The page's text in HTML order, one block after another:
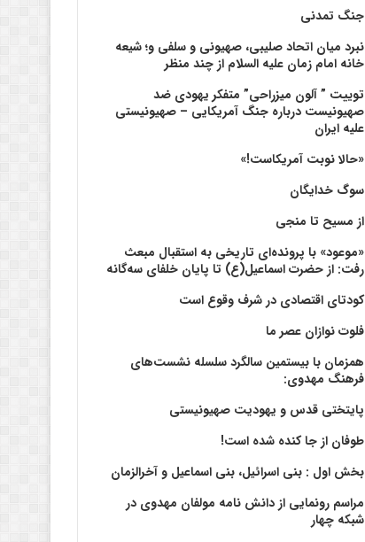
جنگ تمدنی
نبرد میان اتحاد صلیبی، صهیونی و سلفی و؛ شیعه
خانه امام زمان علیه السلام از چند منظر
توییت ” آلون میزراحی” متفکر یهودی ضد
صهیونیست درباره جنگ آمریکایی – صهیونیستی
علیه ایران
«حالا نوبت آمریکاست!»
سوگ خدایگان
از مسیح تا منجی
«موعود» با پرونده‌ای تاریخی به استقبال مبعث
رفت: از حضرت اسماعیل(ع) تا پایان خلفای سه‌گانه
کودتای اقتصادی در شرف وقوع است
فلوت نوازان عصر ما
همزمان با بیستمین سالگرد سلسله نشست‌های
فرهنگ مهدوی:‌
پایتختی قدس و یهودیت صهیونیستی
طوفان از جا کنده شده است!
بخش اول : بنی اسرائیل، بنی اسماعیل و آخرالزمان
مراسم رونمایی از دانش نامه مولفان مهدوی در
شبکه چهار